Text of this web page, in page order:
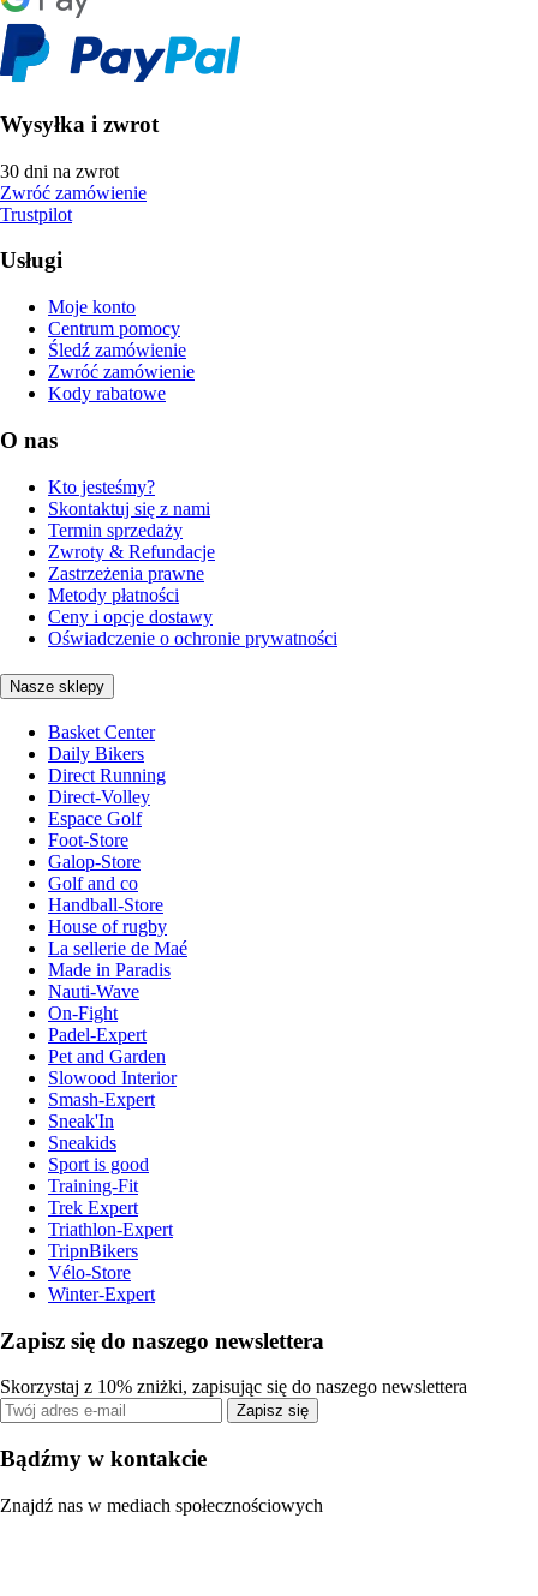
Wysyłka i zwrot
30 dni na zwrot
Zwróć zamówienie
Trustpilot
Usługi
Moje konto
Centrum pomocy
Śledź zamówienie
Zwróć zamówienie
Kody rabatowe
O nas
Kto jesteśmy?
Skontaktuj się z nami
Termin sprzedaży
Zwroty & Refundacje
Zastrzeżenia prawne
Metody płatności
Ceny i opcje dostawy
Oświadczenie o ochronie prywatności
Nasze sklepy
Basket Center
Daily Bikers
Direct Running
Direct-Volley
Espace Golf
Foot-Store
Galop-Store
Golf and co
Handball-Store
House of rugby
La sellerie de Maé
Made in Paradis
Nauti-Wave
On-Fight
Padel-Expert
Pet and Garden
Slowood Interior
Smash-Expert
Sneak'In
Sneakids
Sport is good
Training-Fit
Trek Expert
Triathlon-Expert
TripnBikers
Vélo-Store
Winter-Expert
Zapisz się do naszego newslettera
Skorzystaj z 10% zniżki, zapisując się do naszego newslettera
Zapisz się
Bądźmy w kontakcie
Znajdź nas w mediach społecznościowych